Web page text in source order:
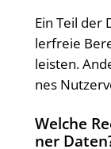
Ein Teil
ler­freie
leis­ten.
nes
Wel­che
ner